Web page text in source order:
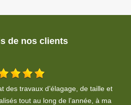
de nos clients
respect du devis et des délais. Je